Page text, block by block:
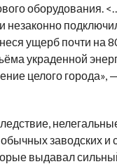
оборудования.
ущерб почти на
украденной
целого города»,
заводских и
выдавал